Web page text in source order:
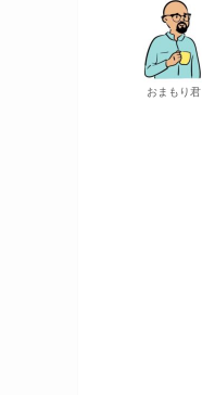
おまもり君